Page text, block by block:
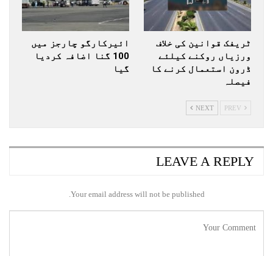
ٹریفک قوانین کی خلاف
ورزیاں روکنے کیلئے
ڈرون استعمال کرنے کا
فیصلہ
ائیرکارگو چارجز میں
100 گنا اضافہ کردیا
گیا
NEXT
LEAVE A REPLY
Your email address will not be published.